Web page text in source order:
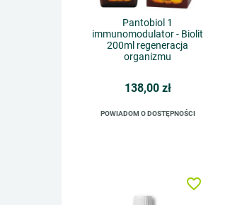
Pantobiol 1
immunomodulator - Biolit
200ml regeneracja
organizmu
138,00 zł
POWIADOM O DOSTĘPNOŚCI
favorite_border